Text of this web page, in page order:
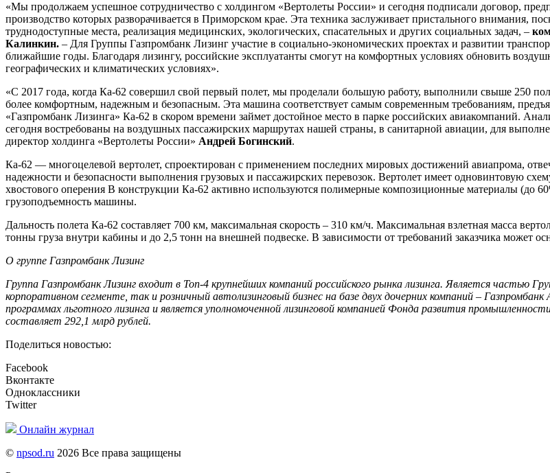
«Мы продолжаем успешное сотрудничество с холдингом «Вертолеты России» и сегодня подписали договор,
производство которых разворачивается в Приморском крае. Эта техника заслуживает пристального внимания,
труднодоступные места, реализация медицинских, экологических, спасательных и других социальных задач, –
Калинкин. – Для Группы Газпромбанк Лизинг участие в социально-экономических проектах и развитии
ближайшие годы. Благодаря лизингу, российские эксплуатанты смогут на комфортных условиях обновить
географических и климатических условиях».
«С 2017 года, когда Ка-62 совершил свой первый полет, мы проделали большую работу, выполнили свыше 250
более комфортным, надежным и безопасным. Эта машина соответствует самым современным требованиям,
«Газпромбанк Лизинга» Ка-62 в скором времени займет достойное место в парке российских авиакомпаний.
сегодня востребованы на воздушных пассажирских маршрутах нашей страны, в санитарной авиации, для
директор холдинга «Вертолеты России» Андрей Богинский.
Ка-62 — многоцелевой вертолет, спроектирован с применением последних мировых достижений авиапрома,
надежности и безопасности выполнения грузовых и пассажирских перевозок. Вертолет имеет одновинтовую
хвостового оперения В конструкции Ка-62 активно используются полимерные композиционные материалы (до
грузоподъемность машины.
Дальность полета Ка-62 составляет 700 км, максимальная скорость – 310 км/ч. Максимальная взлетная масса
тонны груза внутри кабины и до 2,5 тонн на внешней подвеске. В зависимости от требований заказчика может
О группе Газпромбанк Лизинг
Группа Газпромбанк Лизинг входит в Топ-4 крупнейших компаний российского рынка лизинга. Является частью
корпоративном сегменте, так и розничный автолизинговый бизнес на базе двух дочерних компаний –
программах льготного лизинга и является уполномоченной лизинговой компанией Фонда развития
составляет 292,1 млрд рублей.
Поделиться новостью:
Facebook
Вконтакте
Одноклассники
Twitter
Онлайн журнал
© npsod.ru 2026 Все права защищены